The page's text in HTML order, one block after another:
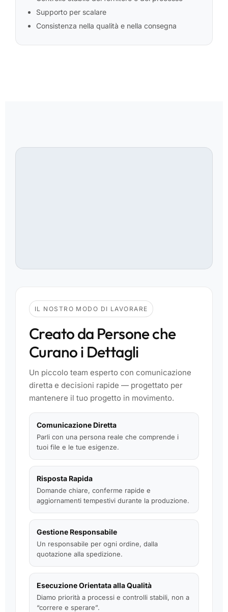
Supporto per scalare
Consistenza nella qualità e nella consegna
IL NOSTRO MODO DI LAVORARE
Creato da Persone che
Curano i Dettagli
Un piccolo team esperto con comunicazione
diretta e decisioni rapide — progettato per
mantenere il tuo progetto in movimento.
Comunicazione Diretta
Parli con una persona reale che comprende i
tuoi file e le tue esigenze.
Risposta Rapida
Domande chiare, conferme rapide e
aggiornamenti tempestivi durante la produzione.
Gestione Responsabile
Un responsabile per ogni ordine, dalla
quotazione alla spedizione.
Esecuzione Orientata alla Qualità
Diamo priorità a processi e controlli stabili, non a
“correre e sperare”.